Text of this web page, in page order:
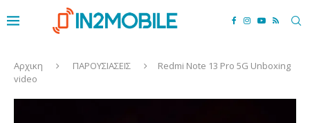
Αρχικη ΠΑΡΟΥΣΙΑΣΕΙΣ
Redmi Note 13 Pro 5G Unboxing
video